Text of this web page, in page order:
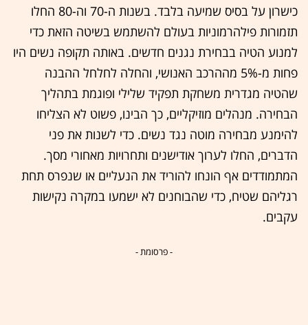
כישרון על בסיס שמיעה בלבד. בשנות ה-70 וה-80 החלו
תזמורות פילהרמוניות בעולם להשתמש בשיטה הזאת כדי
למנוע הטיה בבחירת נגנים חדשים. באותה תקופה נשים היו
פחות מ-5% מההרכב האנושי, והחלה לחלחל ההבנה
שהטיה מגדרית משחקת תפקיד שלילי ופוגמת בתהליך
הבחירה. מנהלים מוזיקליים, כך הבינו, פשוט לא הצליחו
להימנע מבחירה מוטה נגד נשים. כדי לשנות את פני
הדברים, החלו לערוך אודישנים ותחרויות מאחורי מסך.
המתמודדים אף הונחו להוריד את הנעליים או שנפרס תחת
רגליהם שטיח, כדי שהבוחנים לא ישמעו במקרה נקישות
עקבים.
- פרסומת -